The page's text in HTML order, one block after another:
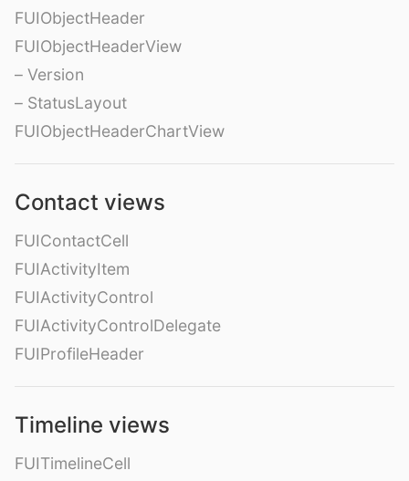
FUIObjectHeader
FUIObjectHeaderView
– Version
– StatusLayout
FUIObjectHeaderChartView
Contact views
FUIContactCell
FUIActivityItem
FUIActivityControl
FUIActivityControlDelegate
FUIProfileHeader
Timeline views
FUITimelineCell